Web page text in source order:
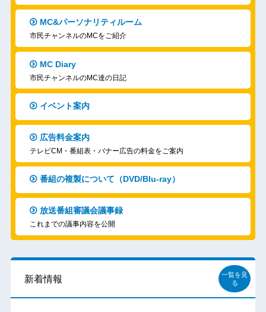
MC&パーソナリティルーム
市民チャンネルのMCをご紹介
MC Diary
市民チャンネルのMC達の日記
イベント案内
広告料金案内
テレビCM・番組表・バナー広告の料金をご案内
番組の複製について（DVD/Blu-ray）
放送番組審議会議事録
これまでの議事内容を公開
新着情報
一覧を見
る